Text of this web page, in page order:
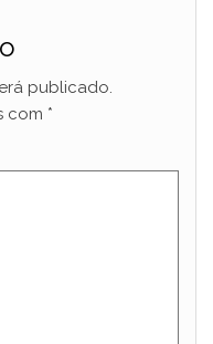
publicado.
com *